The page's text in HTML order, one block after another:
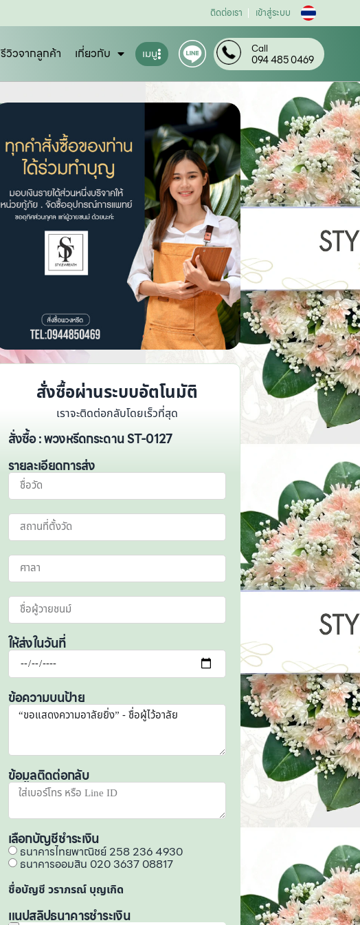
ติดต่อเรา เข้าสู่ระบบ
รีวิวจากลูกค้า เกี่ยวกับ เมนู Call
094 485 0469
สั่งซื้อผ่านระบบอัตโนมัติ
เราจะติดต่อกลับโดยเร็วที่สุด
สั่งซื้อ : พวงหรีดกระดาน ST-0127
รายละเอียดการส่ง
ให้ส่งในวันที่
ข้อความบนป้าย
ข้อมูลติดต่อกลับ
เลือกบัญชีชำระเงิน
ธนาคารไทยพาณิชย์ 258 236 4930
ธนาคารออมสิน 020 3637 08817
ชื่อบัญชี วราภรณ์ บุญเกิด
แนปสลิปธนาคารชำระเงิน